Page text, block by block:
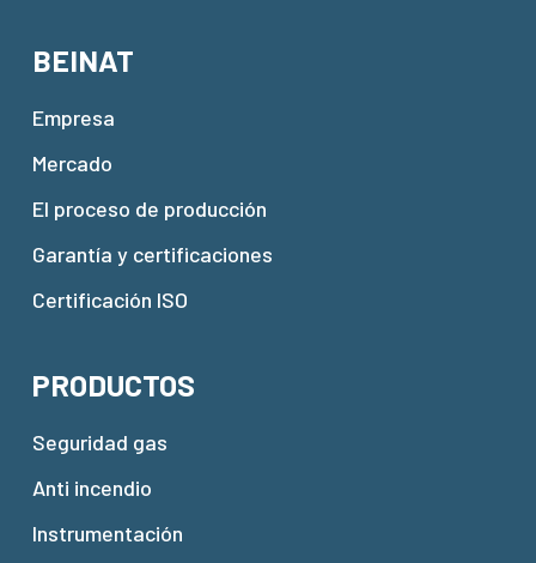
BEINAT
Empresa
Mercado
El proceso de producción
Garantía y certificaciones
Certificación ISO
PRODUCTOS
Seguridad gas
Anti incendio
Instrumentación